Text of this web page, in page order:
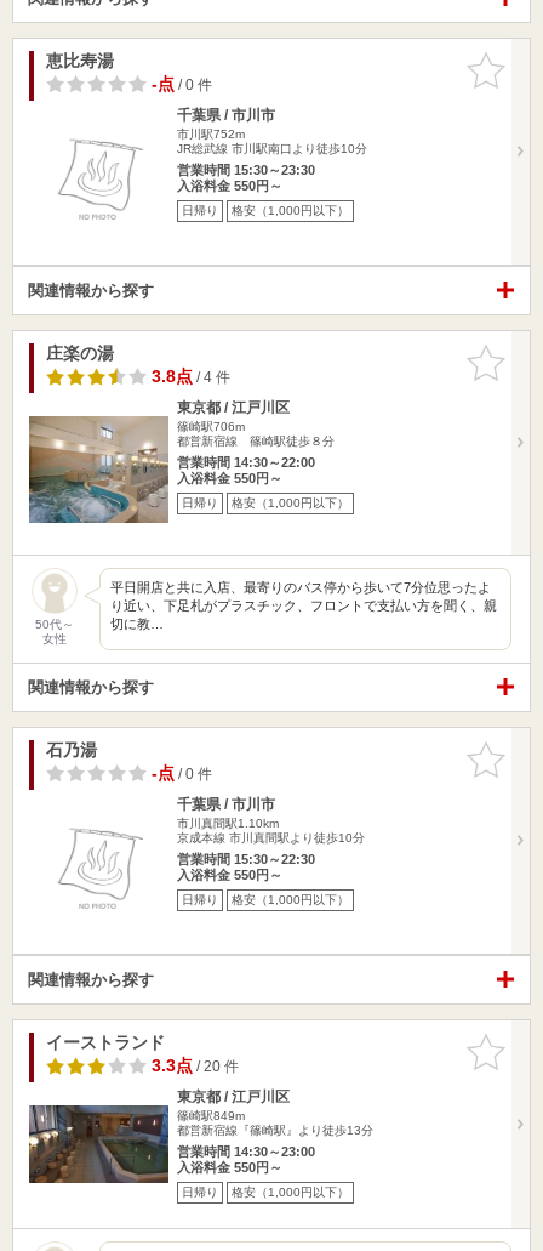
お気に入
りに追加
恵比寿湯
-点/ 0 件
千葉県 / 市川市
市川駅752m
JR総武線 市川駅南口より徒歩10分
営業時間 15:30～23:30
入浴料金 550円～
日帰り 格安（1,000円以下）
関連情報から探す
お気に入
りに追加
庄楽の湯
3.8点/ 4 件
東京都 / 江戸川区
篠崎駅706m
都営新宿線 篠崎駅徒歩８分
営業時間 14:30～22:00
入浴料金 550円～
日帰り 格安（1,000円以下）
50代～
女性
平日開店と共に入店、最寄りのバス停から歩いて7分位思ったよ
り近い、下足札がプラスチック、フロントで支払い方を聞く、親
切に教…
関連情報から探す
お気に入
りに追加
石乃湯
-点/ 0 件
千葉県 / 市川市
市川真間駅1.10km
京成本線 市川真間駅より徒歩10分
営業時間 15:30～22:30
入浴料金 550円～
日帰り 格安（1,000円以下）
関連情報から探す
お気に入
りに追加
イーストランド
3.3点/ 20 件
東京都 / 江戸川区
篠崎駅849m
都営新宿線『篠崎駅』より徒歩13分
営業時間 14:30～23:00
入浴料金 550円～
日帰り 格安（1,000円以下）